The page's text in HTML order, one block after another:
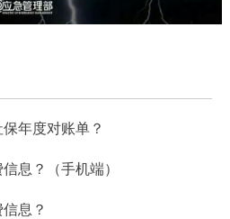
한국어 日本語
年度对账单？
息？（手机端）
息？